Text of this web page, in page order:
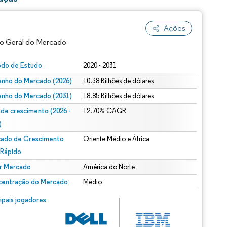
Ações
Geral do Mercado
de Estudo 2020 - 2031
do Mercado (2026) 10.38 Bilhões de dólares
do Mercado (2031) 18.85 Bilhões de dólares
de crescimento (2026 -
12.70% CAGR
de Crescimento
Oriente Médio e África
Mercado América do Norte
do Mercado Médio
jogadores
© Mordor Intelligence. O reuso requer atribuição conforme CC BY 4.0.
CC BY 4.0.